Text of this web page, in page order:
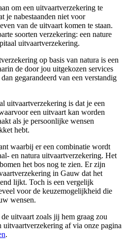
om een uitvaartverzekering te
je nabestaanden niet voor
van de uitvaart komen te staan.
soorten verzekering: een nature
uitvaartverzekering.
op basis van natura is een
de door jou uitgekozen services
gegarandeerd van een verstandig
uitvaartverzekering is dat je een
een uitvaart kan worden
als je persoonlijke wensen
hebt.
waarbij er een combinatie wordt
en natura uitvaartverzekering. Het
het bos nog te zien. Er zijn
in Gauw dat het
lijkt. Toch is een vergelijk
voor de keuzemogelijkheid die
wensen.
uitvaart zoals jij hem graag zou
af via onze pagina
.